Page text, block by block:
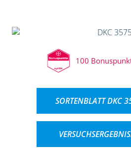
100
SORTENBLATT DKC